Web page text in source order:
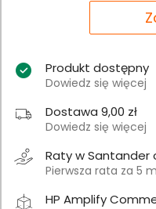
Produkt dostępny
Dowiedz się więcej
Dostawa 9,00 zł
Dowiedz się więcej
Raty w Santander
Pierwsza rata za 5
HP Amplify